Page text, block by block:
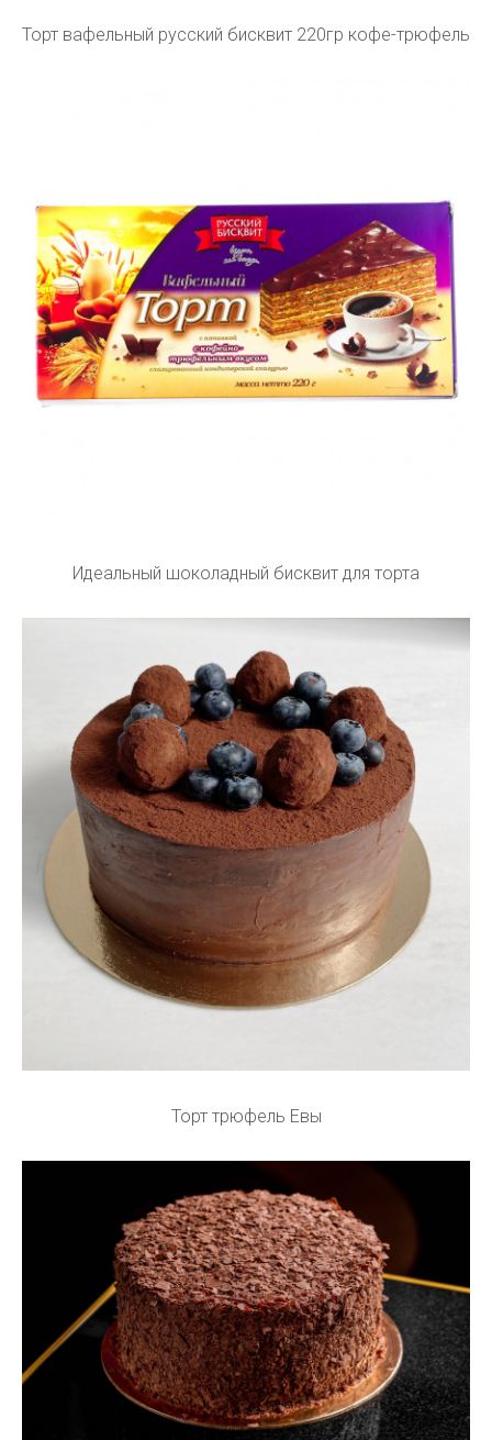
Торт вафельный русский бисквит 220гр кофе-трюфель
Идеальный шоколадный бисквит для торта
Торт трюфель Евы